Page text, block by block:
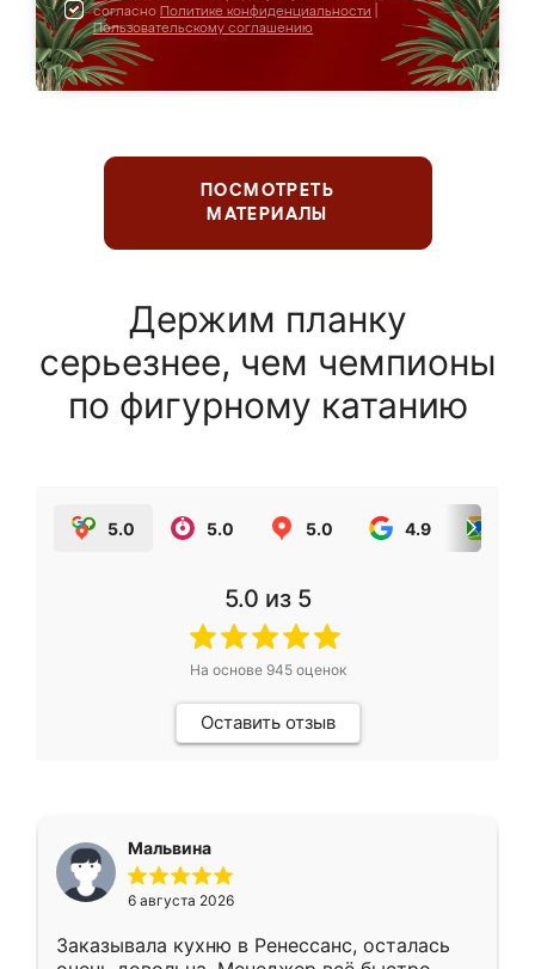
согласно Политике конфиденциальности
Пользовательскому соглашению
ПОСМОТРЕТЬ
МАТЕРИАЛЫ
Держим планку
серьезнее, чем чемпионы
по фигурному катанию
5.0 5.0 5.0 4.9
5.0 из 5
На основе 945оценок
Оставить отзыв
Мальвина
6 августа 2026
Заказывала кухню в Ренессанс, осталась